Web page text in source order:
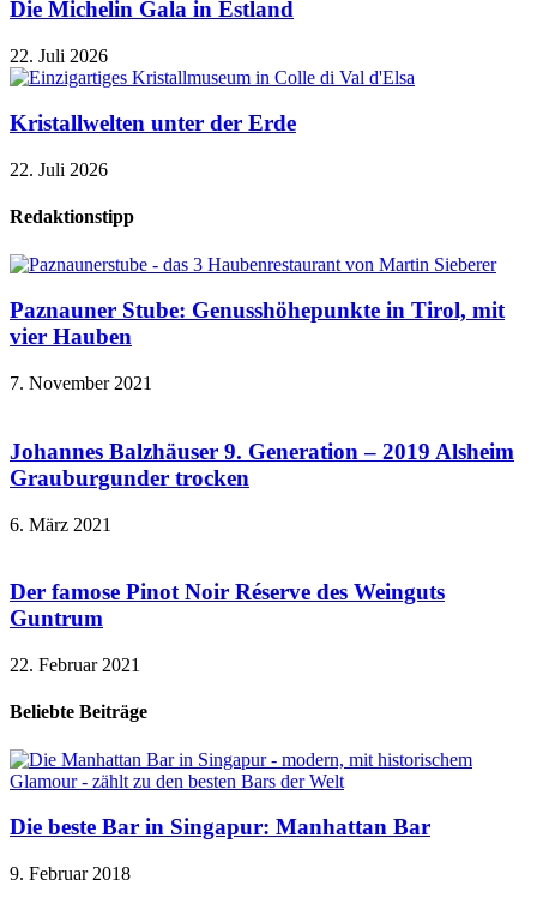
Die Michelin Gala in Estland
22. Juli 2026
Kristallwelten unter der Erde
22. Juli 2026
Redaktionstipp
Paznauner Stube: Genusshöhepunkte in Tirol, mit
vier Hauben
7. November 2021
Johannes Balzhäuser 9. Generation – 2019 Alsheim
Grauburgunder trocken
6. März 2021
Der famose Pinot Noir Réserve des Weinguts
Guntrum
22. Februar 2021
Beliebte Beiträge
Die beste Bar in Singapur: Manhattan Bar
9. Februar 2018